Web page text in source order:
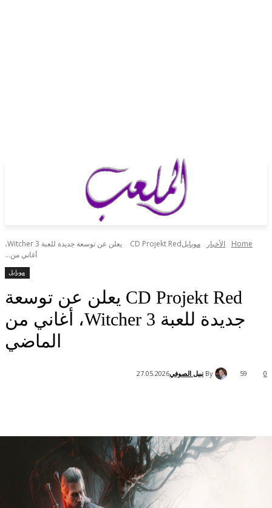
الأخبار موبايل
CD Projekt Red يعلن عن توسعة جديدة للعبة Witcher 3،
أغاني من...
CD Projekt Red يعلن عن توسعة
جديدة للعبة Witcher 3، أغاني من
الماضي
By نبيل الصوفي27.05.2026